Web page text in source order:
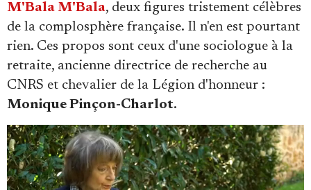
M'Bala M'Bala, deux figures tristement célèbres
de la complosphère française. Il n'en est pourtant
rien. Ces propos sont ceux d'une sociologue à la
retraite, ancienne directrice de recherche au
CNRS et chevalier de la Légion d'honneur :
Monique Pinçon-Charlot.
Lecteur
vidéo